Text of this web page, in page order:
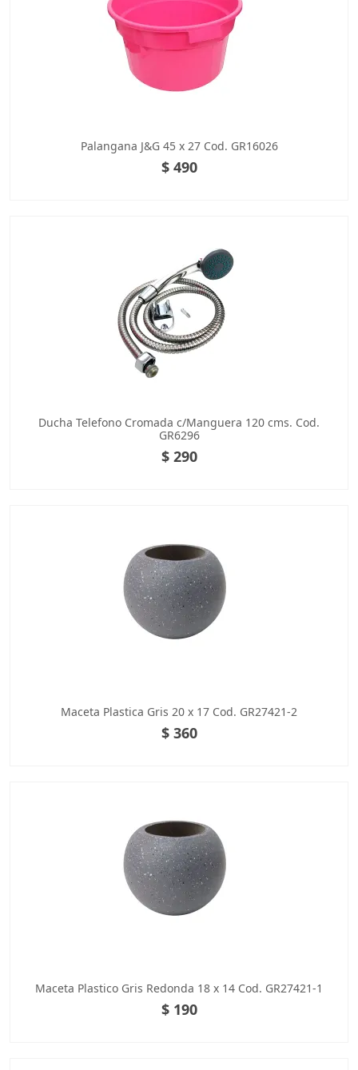
Palangana J&G 45 x 27 Cod. GR16026
$ 490
Ducha Telefono Cromada c/Manguera 120 cms. Cod.
GR6296
$ 290
Maceta Plastica Gris 20 x 17 Cod. GR27421-2
$ 360
Maceta Plastico Gris Redonda 18 x 14 Cod. GR27421-1
$ 190